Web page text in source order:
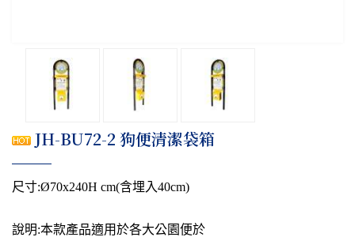
JH-BU72-2 狗便清潔袋箱
尺寸:Ø70x240H cm(含埋入40cm)
說明:本款產品適用於各大公園便於